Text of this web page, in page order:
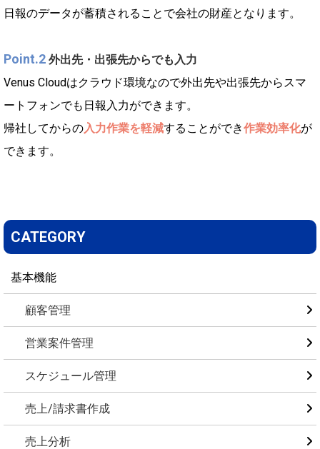
日報のデータが蓄積されることで会社の財産となります。
Point.2 外出先・出張先からでも入力
Venus Cloudはクラウド環境なので外出先や出張先からスマ
ートフォンでも日報入力ができます。
帰社してからの入力作業を軽減することができ作業効率化が
できます。
CATEGORY
基本機能
顧客管理
営業案件管理
スケジュール管理
売上/請求書作成
売上分析